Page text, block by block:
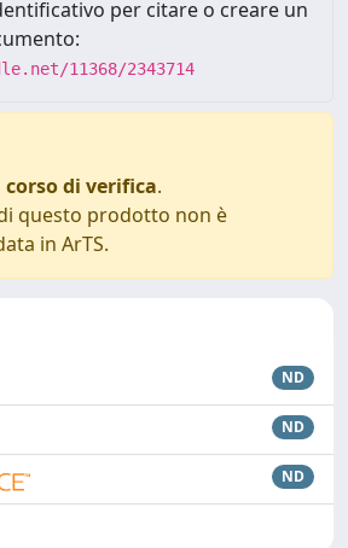
per citare o creare un
11368/2343714
di verifica.
questo prodotto non è
in ArTS.
ND
ND
ND